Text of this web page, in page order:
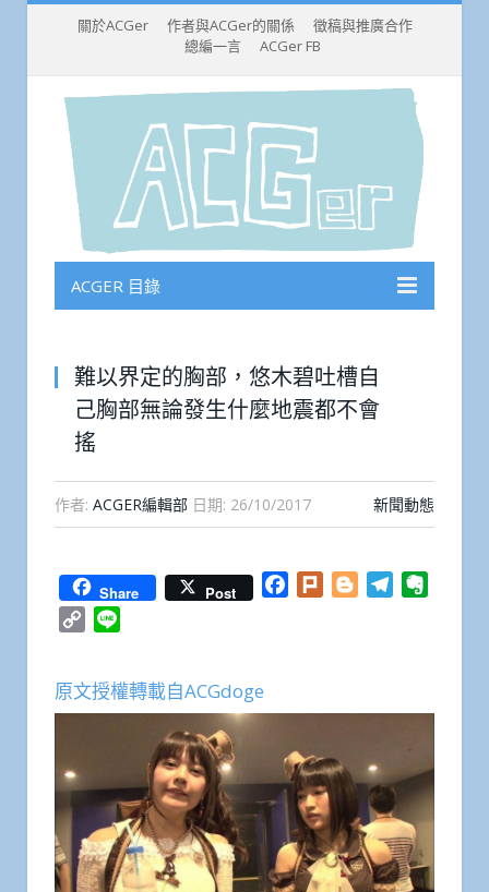
關於ACGer 作者與ACGer的關係
徵稿與推廣合作
總編一言
ACGer FB
ACGER 目錄
難以界定的胸部，悠木碧吐槽自
己胸部無論發生什麼地震都不會
搖
作者: ACGER編輯部 日期: 26/10/2017 新聞動態
Share Post Facebook
Plurk BloggerTelegram
Copy
原文授權轉載自ACGdoge